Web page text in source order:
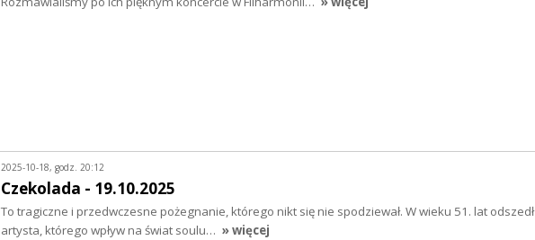
2025-10-18, godz. 20:12
Czekolada - 19.10.2025
To tragiczne i przedwczesne pożegnanie, którego nikt się nie spodziewał. W wieku 51. lat
artysta, którego wpływ na świat soulu… » więcej